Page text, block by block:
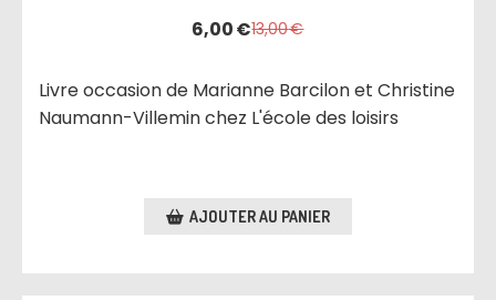
6,00€13,00€
Livre occasion de Marianne Barcilon et Christine
Naumann-Villemin chez L'école des loisirs
AJOUTER AU PANIER